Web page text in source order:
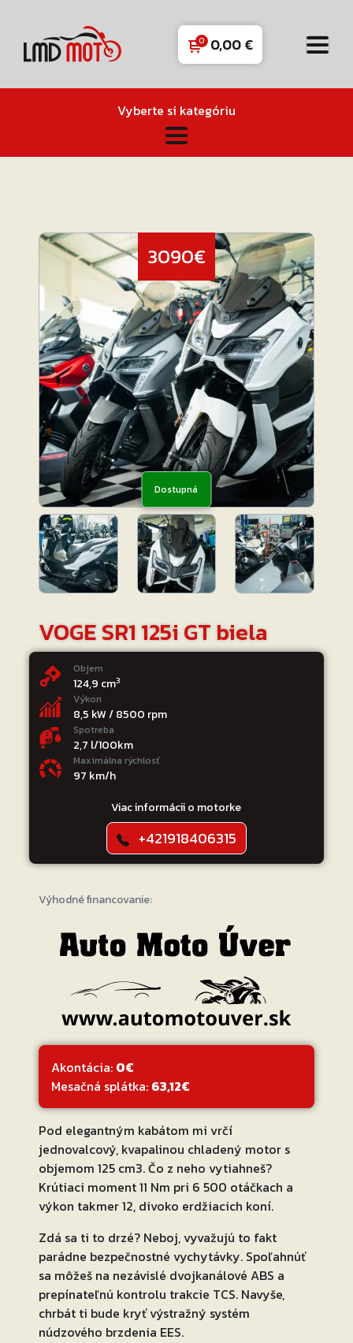
0,00€
Vyberte si kategóriu
3090€
Dostupná
VOGE SR1 125i GT biela
Objem
124,9 cm3
Výkon
8,5 kW / 8500 rpm
Spotreba
2,7 l/100km
Maximálna rýchlosť
97 km/h
Viac informácii o motorke
+421918406315
Výhodné financovanie:
Akontácia: 0€
Mesačná splátka: 63,12€
Pod elegantným kabátom mi vrčí
jednovalcový, kvapalinou chladený motor s
objemom 125 cm3. Čo z neho vytiahneš?
Krútiaci moment 11 Nm pri 6 500 otáčkach a
výkon takmer 12, divoko erdžiacich koní.
Zdá sa ti to drzé? Neboj, vyvažujú to fakt
parádne bezpečnostné vychytávky. Spoľahnúť
sa môžeš na nezávislé dvojkanálové ABS a
prepínateľnú kontrolu trakcie TCS. Navyše,
chrbát ti bude kryť výstražný systém
núdzového brzdenia EES.